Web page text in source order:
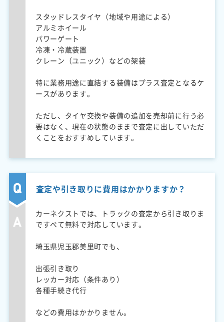
スタッドレスタイヤ（地域や用途による）
アルミホイール
パワーゲート
冷凍・冷蔵装置
クレーン（ユニック）などの架装
特に業務用途に直結する装備はプラス査定となるケ
ースがあります。
ただし、タイヤ交換や装備の追加を売却前に行う必
要はなく、現在の状態のままで査定に出していただ
くことをおすすめしています。
査定や引き取りに費用はかかりますか？
カーネクストでは、トラックの査定から引き取りま
ですべて無料で対応しています。
埼玉県児玉郡美里町でも、
出張引き取り
レッカー対応（条件あり）
各種手続き代行
などの費用はかかりません。